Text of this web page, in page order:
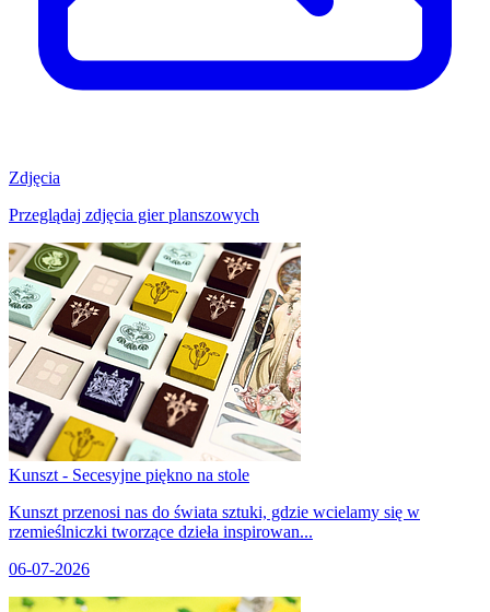
Zdjęcia
Przeglądaj zdjęcia gier planszowych
Kunszt - Secesyjne piękno na stole
Kunszt przenosi nas do świata sztuki, gdzie wcielamy się w
rzemieślniczki tworzące dzieła inspirowan...
06-07-2026